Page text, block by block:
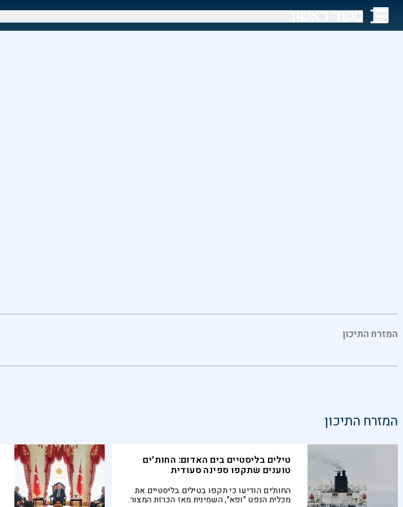
המזרח התיכון
המזרח התיכון
טילים בליסטיים בים האדום: החות׳ים
טוענים שתקפו ספינה סעודית
החות׳ים הודיעו כי תקפו בטילים בליסטיים את
מכלית הנפט "ופא", השמינית מאז הכרזת המצור.